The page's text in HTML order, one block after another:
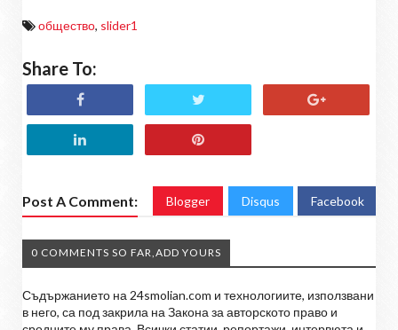
общество, slider1
Share To:
Post A Comment: Blogger Disqus Facebook
0 COMMENTS SO FAR,ADD YOURS
Съдържанието на 24smolian.com и технологиите, използвани
в него, са под закрила на Закона за авторското право и